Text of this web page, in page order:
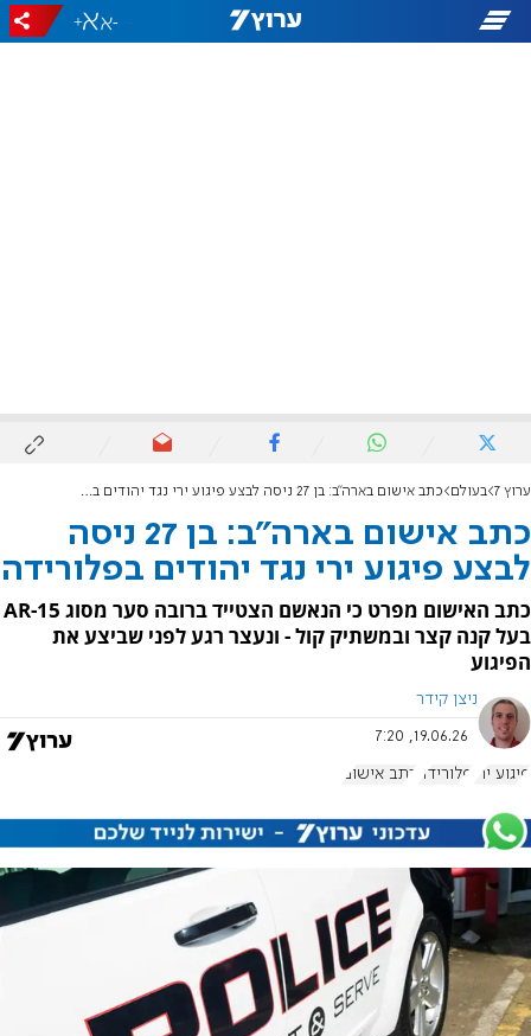
-
+
ערוץ 7 בעולם כתב אישום בארה"ב: בן 27 ניסה לבצע פיגוע ירי נגד יהודים בפלורידה
כתב אישום בארה"ב: בן 27 ניסה
לבצע פיגוע ירי נגד יהודים בפלורידה
כתב האישום מפרט כי הנאשם הצטייד ברובה סער מסוג AR-15
בעל קנה קצר ובמשתיק קול - ונעצר רגע לפני שביצע את
הפיגוע
ניצן קידר
19.06.26, 7:20
פיגוע ירי פלורידה כתב אישום